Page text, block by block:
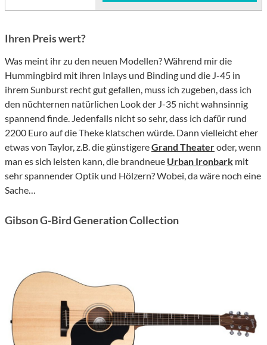
Ihren Preis wert?
Was meint ihr zu den neuen Modellen? Während mir die
Hummingbird mit ihren Inlays und Binding und die J-45 in
ihrem Sunburst recht gut gefallen, muss ich zugeben, dass ich
den nüchternen natürlichen Look der J-35 nicht wahnsinnig
spannend finde. Jedenfalls nicht so sehr, dass ich dafür rund
2200 Euro auf die Theke klatschen würde. Dann vielleicht eher
etwas von Taylor, z.B. die günstigereGrand Theateroder, wenn
man es sich leisten kann, die brandneue Urban Ironbark mit
sehr spannender Optik und Hölzern? Wobei, da wäre noch eine
Sache…
Gibson G-Bird Generation Collection